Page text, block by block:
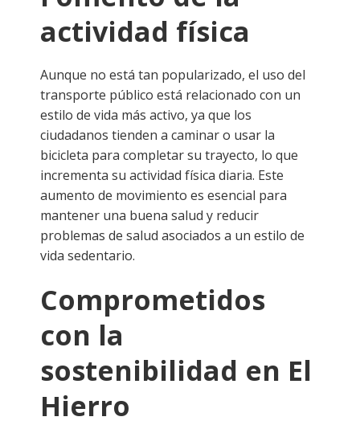
actividad física
Aunque no está tan popularizado, el uso del
transporte público está relacionado con un
estilo de vida más activo, ya que los
ciudadanos tienden a caminar o usar la
bicicleta para completar su trayecto, lo que
incrementa su actividad física diaria. Este
aumento de movimiento es esencial para
mantener una buena salud y reducir
problemas de salud asociados a un estilo de
vida sedentario.
Comprometidos
con la
sostenibilidad en El
Hierro